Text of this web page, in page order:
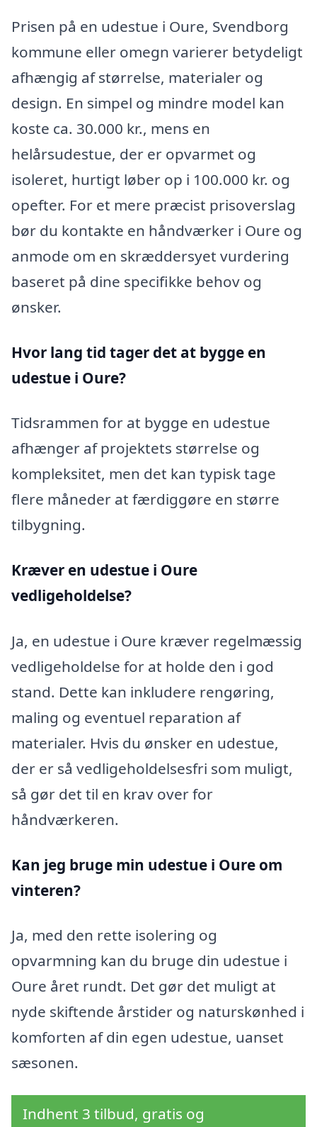
Prisen på en udestue i Oure, Svendborg
kommune eller omegn varierer betydeligt
afhængig af størrelse, materialer og
design. En simpel og mindre model kan
koste ca. 30.000 kr., mens en
helårsudestue, der er opvarmet og
isoleret, hurtigt løber op i 100.000 kr. og
opefter. For et mere præcist prisoverslag
bør du kontakte en håndværker i Oure og
anmode om en skræddersyet vurdering
baseret på dine specifikke behov og
ønsker.
Hvor lang tid tager det at bygge en
udestue i Oure?
Tidsrammen for at bygge en udestue
afhænger af projektets størrelse og
kompleksitet, men det kan typisk tage
flere måneder at færdiggøre en større
tilbygning.
Kræver en udestue i Oure
vedligeholdelse?
Ja, en udestue i Oure kræver regelmæssig
vedligeholdelse for at holde den i god
stand. Dette kan inkludere rengøring,
maling og eventuel reparation af
materialer. Hvis du ønsker en udestue,
der er så vedligeholdelsesfri som muligt,
så gør det til en krav over for
håndværkeren.
Kan jeg bruge min udestue i Oure om
vinteren?
Ja, med den rette isolering og
opvarmning kan du bruge din udestue i
Oure året rundt. Det gør det muligt at
nyde skiftende årstider og naturskønhed i
komforten af din egen udestue, uanset
sæsonen.
Indhent 3 tilbud, gratis og